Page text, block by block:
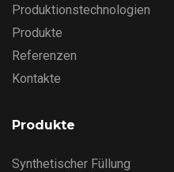
Produktionstechnologien
Produkte
Referenzen
Kontakte
Produkte
Synthetischer Füllung